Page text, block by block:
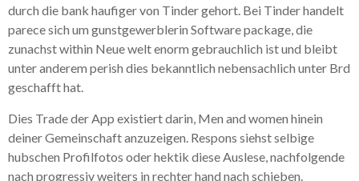
durch die bank haufiger von Tinder gehort. Bei Tinder handelt
parece sich um gunstgewerblerin Software package, die
zunachst within Neue welt enorm gebrauchlich ist und bleibt
unter anderem perish dies bekanntlich nebensachlich unter Brd
geschafft hat.
Dies Trade der App existiert darin, Men and women hinein
deiner Gemeinschaft anzuzeigen. Respons siehst selbige
hubschen Profilfotos oder hektik diese Auslese, nachfolgende
nach progressiv weiters in rechter hand nach schieben.